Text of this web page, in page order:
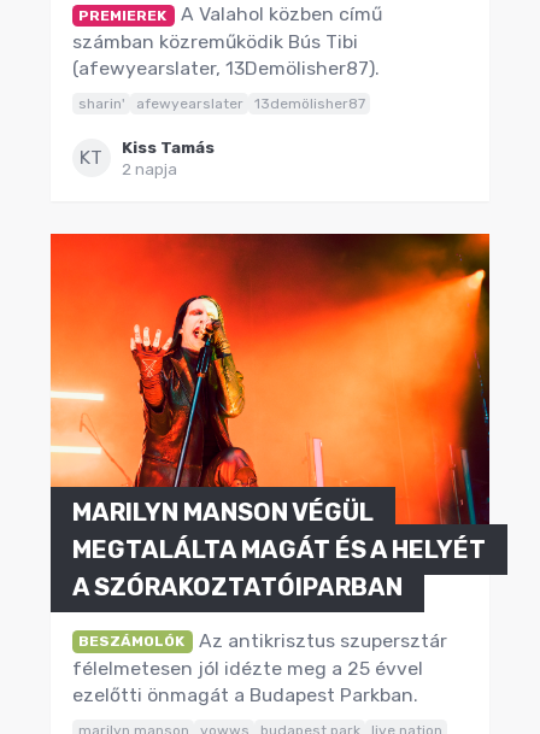
PREMIEREK
A Valahol közben című
számban közreműködik Bús Tibi
(afewyearslater, 13Demölisher87).
sharin' afewyearslater 13demölisher87
KT
Kiss Tamás
2 napja
MARILYN MANSON VÉGÜL
MEGTALÁLTA MAGÁT ÉS A HELYÉT
A SZÓRAKOZTATÓIPARBAN
BESZÁMOLÓK
Az antikrisztus szupersztár
félelmetesen jól idézte meg a 25 évvel
ezelőtti önmagát a Budapest Parkban.
marilyn manson vowws budapest park live nation